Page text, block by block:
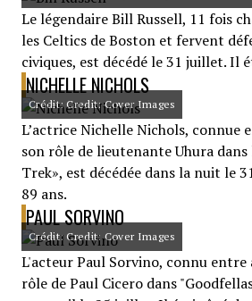
Le légendaire Bill Russell, 11 fois
les Celtics de Boston et fervent
civiques, est décédé le 31 juillet. Il
NICHELLE NICHOLS
Crédit: Credit: Cover Images
L’actrice Nichelle Nichols, connue
son rôle de lieutenante Uhura
Trek», est décédée dans la nuit le
89 ans.
PAUL SORVINO
Crédit: Credit: Cover Images
L'acteur Paul Sorvino, connu
rôle de Paul Cicero dans